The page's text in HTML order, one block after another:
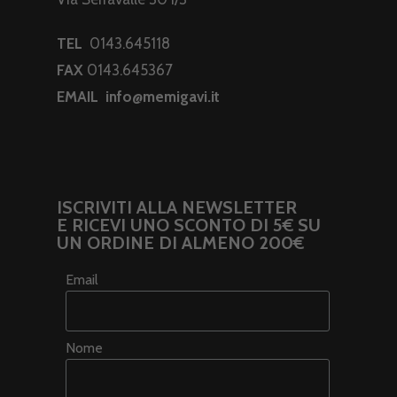
TEL 0143.645118
FAX 0143.645367
EMAIL info@memigavi.it
ISCRIVITI ALLA NEWSLETTER
E RICEVI UNO SCONTO DI 5€ SU
UN ORDINE DI ALMENO 200€
Email
Nome